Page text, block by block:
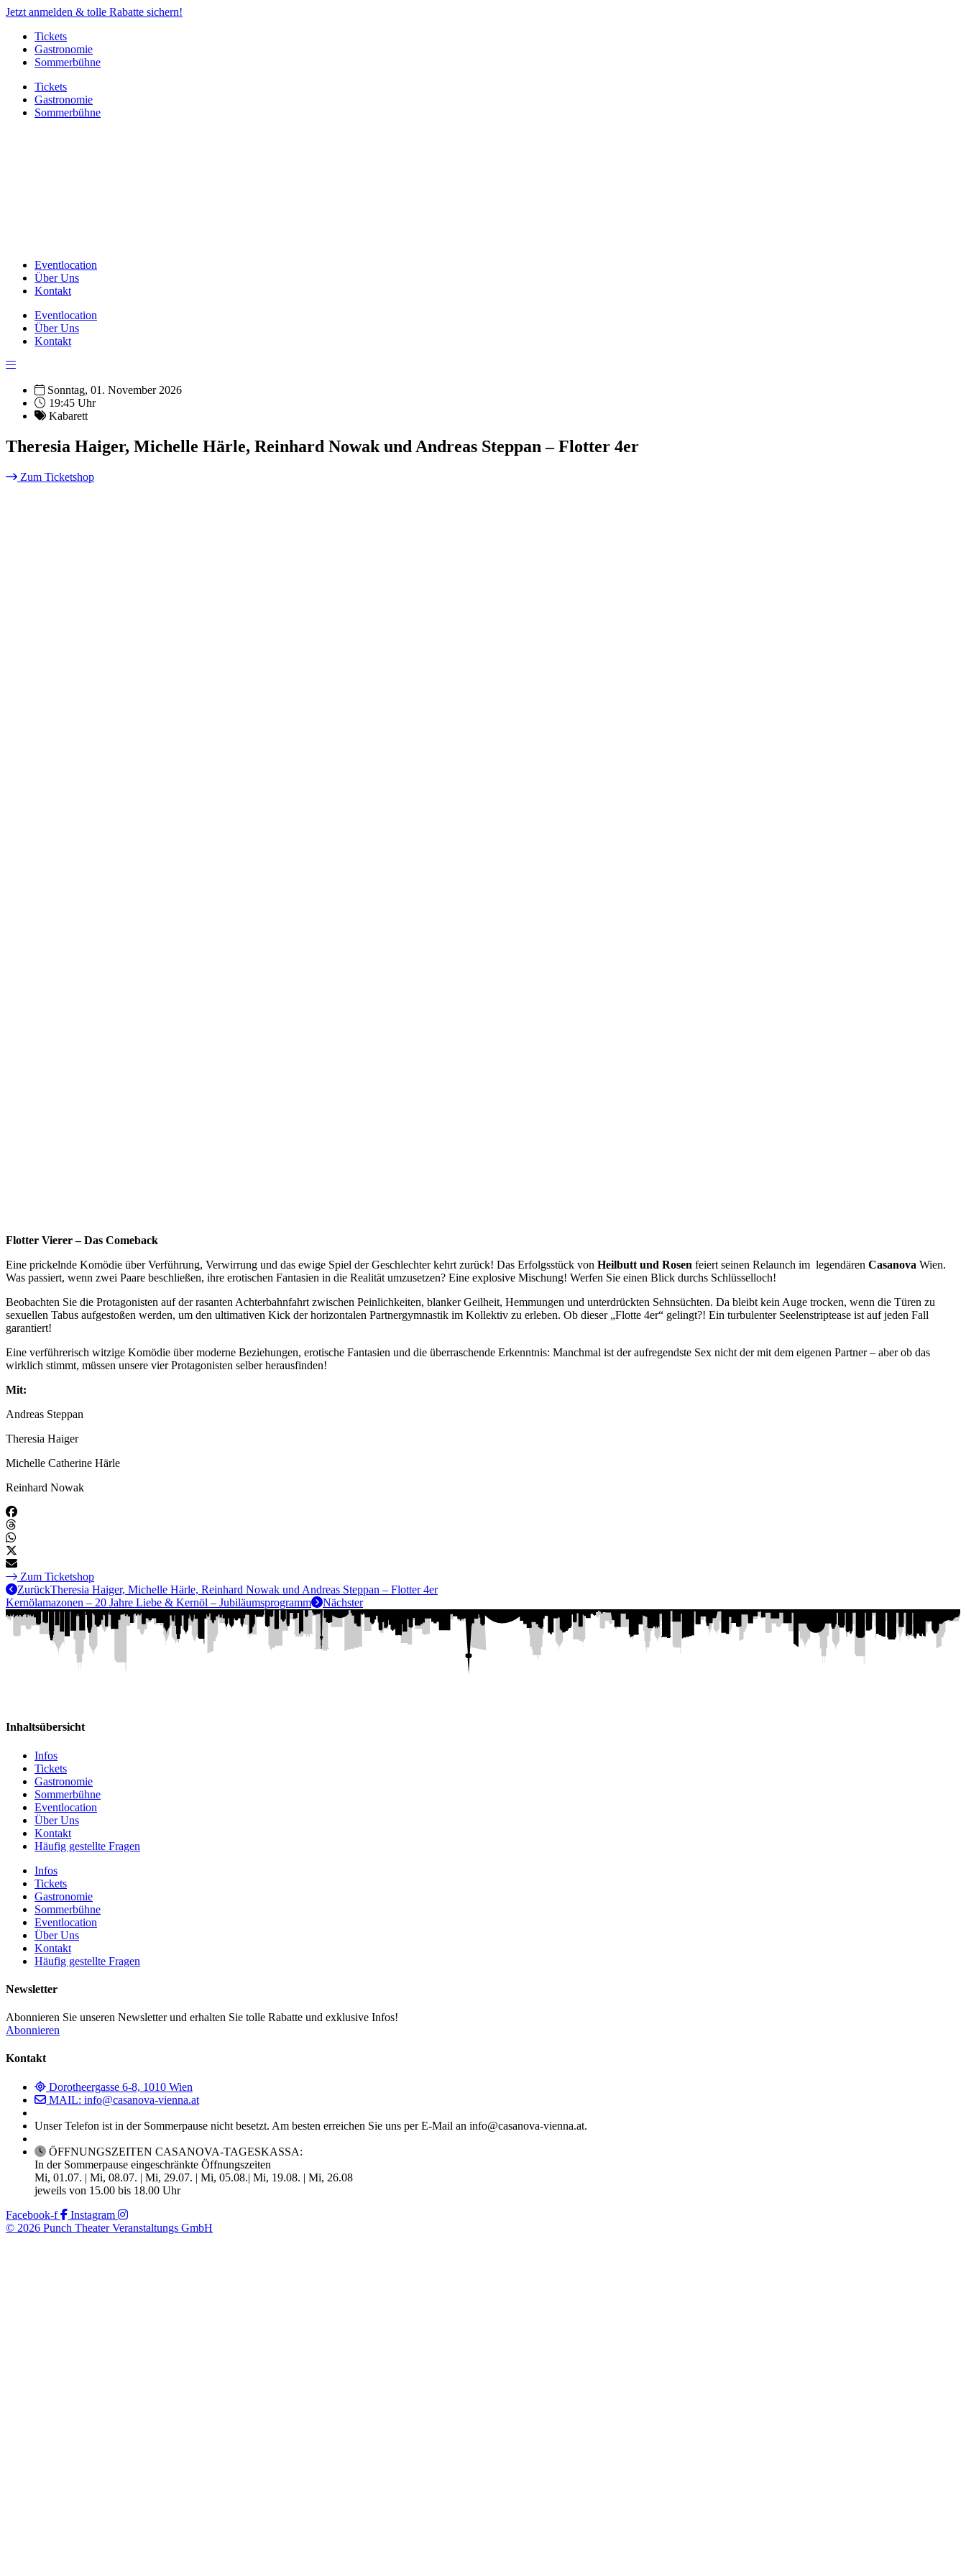
Jetzt anmelden & tolle Rabatte sichern!
Tickets
Gastronomie
Sommerbühne
Tickets
Gastronomie
Sommerbühne
Eventlocation
Über Uns
Kontakt
Eventlocation
Über Uns
Kontakt
Sonntag, 01. November 2026
19:45 Uhr
Kabarett
Theresia Haiger, Michelle Härle, Reinhard Nowak und Andreas Steppan – Flotter 4er
Zum Ticketshop
Flotter Vierer – Das Comeback
Eine prickelnde Komödie über Verführung, Verwirrung und das ewige Spiel der Geschlechter kehrt zurück! Das Erfolgsstück von Heilbutt und Rosen feiert seinen Relaunch im legendären Casanova Wien.
Was passiert, wenn zwei Paare beschließen, ihre erotischen Fantasien in die Realität umzusetzen? Eine explosive Mischung! Werfen Sie einen Blick durchs Schlüsselloch!
Beobachten Sie die Protagonisten auf der rasanten Achterbahnfahrt zwischen Peinlichkeiten, blanker Geilheit, Hemmungen und unterdrückten Sehnsüchten. Da bleibt kein Auge trocken, wenn die Türen zu
sexuellen Tabus aufgestoßen werden, um den ultimativen Kick der horizontalen Partnergymnastik im Kollektiv zu erleben. Ob dieser „Flotte 4er“ gelingt?! Ein turbulenter Seelenstriptease ist auf jeden Fall
garantiert!
Eine verführerisch witzige Komödie über moderne Beziehungen, erotische Fantasien und die überraschende Erkenntnis: Manchmal ist der aufregendste Sex nicht der mit dem eigenen Partner – aber ob das
wirklich stimmt, müssen unsere vier Protagonisten selber herausfinden!
Mit:
Andreas Steppan
Theresia Haiger
Michelle Catherine Härle
Reinhard Nowak
Zum Ticketshop
ZurückTheresia Haiger, Michelle Härle, Reinhard Nowak und Andreas Steppan – Flotter 4er
Kernölamazonen – 20 Jahre Liebe & Kernöl – Jubiläumsprogramm
Nächster
Inhaltsübersicht
Infos
Tickets
Gastronomie
Sommerbühne
Eventlocation
Über Uns
Kontakt
Häufig gestellte Fragen
Infos
Tickets
Gastronomie
Sommerbühne
Eventlocation
Über Uns
Kontakt
Häufig gestellte Fragen
Newsletter
Abonnieren Sie unseren Newsletter und erhalten Sie tolle Rabatte und exklusive Infos!
Abonnieren
Kontakt
Dorotheergasse 6-8, 1010 Wien
MAIL: info@casanova-vienna.at
Unser Telefon ist in der Sommerpause nicht besetzt. Am besten erreichen Sie uns per E-Mail an info@casanova-vienna.at.
ÖFFNUNGSZEITEN CASANOVA-TAGESKASSA:
In der Sommerpause eingeschränkte Öffnungszeiten
Mi, 01.07. | Mi, 08.07. | Mi, 29.07. | Mi, 05.08.| Mi, 19.08. | Mi, 26.08
jeweils von 15.00 bis 18.00 Uhr
Facebook-f
Instagram
© 2026 Punch Theater Veranstaltungs GmbH